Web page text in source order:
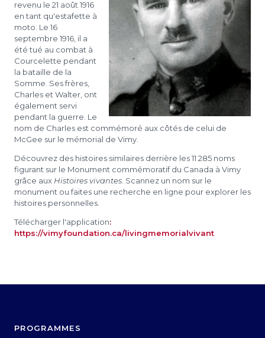
revenu le 21 août 1916
en tant qu'estafette à
moto. Le 16
septembre 1916, il a
été tué au combat à
Courcelette pendant
la bataille de la
Somme. Ses frères,
Charles et Walter, ont
également servi
pendant la guerre. Le
nom de Charles est commémoré aux côtés de celui de
McGee sur le mémorial de Vimy.
Découvrez des histoires similaires derrière les 11 285 noms
figurant sur le Monument commémoratif du Canada à Vimy
grâce aux Histoires vivantes . Scannez un nom sur le
monument ou faites une recherche en ligne pour explorer les
histoires personnelles.
Télécharger l'application:
https://vimyfoundation.ca/livingmemorialvivant
PROGRAMMES